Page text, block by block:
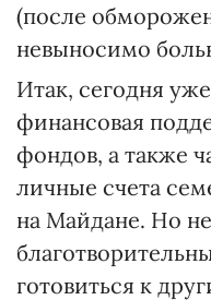
(после
невыносимо
Итак, сегодня
финансовая
фондов, а также
личные счета
на Майдане. Но
готовиться к